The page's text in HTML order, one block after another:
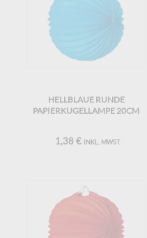
HELLBLAUE RUNDE
PAPIERKUGELLAMPE 20CM
1,38 € INKL. MWST.